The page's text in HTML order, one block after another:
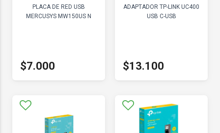
PLACA DE RED USB
MERCUSYS MW150US N
$7.000
ADAPTADOR TP-LINK UC400
USB C-USB
$13.100